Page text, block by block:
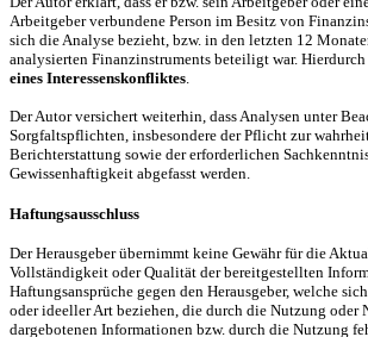
Arbeitgeber verbundene Person im Besitz von
sich die Analyse bezieht, bzw. in den letzten 12
analysierten Finanzinstruments beteiligt war.
eines Interessenskonfliktes
Der Autor versichert weiterhin, dass Analysen unter
Sorgfaltspflichten, insbesondere der Pflicht zur
Berichterstattung sowie der erforderlichen
Gewissenhaftigkeit abgefasst werden.
Haftungsausschluss
Der Herausgeber übernimmt keine Gewähr für die
Vollständigkeit oder Qualität der bereitgestellten
Haftungsansprüche gegen den Herausgeber, welche
oder ideeller Art beziehen, die durch die Nutzung oder
dargebotenen Informationen bzw. durch die Nutzung